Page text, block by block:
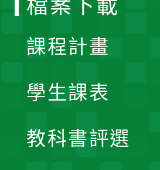
檔案下載
課程計畫
學生課表
教科書評選